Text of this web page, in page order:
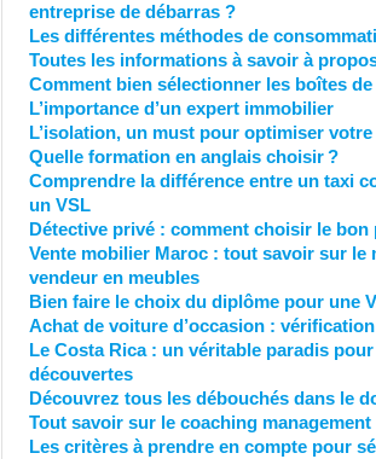
entreprise de débarras ?
Les différentes méthodes de
Toutes les informations à savoir à
Comment bien sélectionner les boîtes
L’importance d’un expert immobilier
L’isolation, un must pour optimiser
Quelle formation en anglais choisir ?
Comprendre la différence entre un taxi
un VSL
Détective privé : comment choisir le
Vente mobilier Maroc : tout savoir sur le
vendeur en meubles
Bien faire le choix du diplôme pour une
Achat de voiture d’occasion :
Le Costa Rica : un véritable paradis
découvertes
Découvrez tous les débouchés dans le
Tout savoir sur le coaching management
Les critères à prendre en compte pour